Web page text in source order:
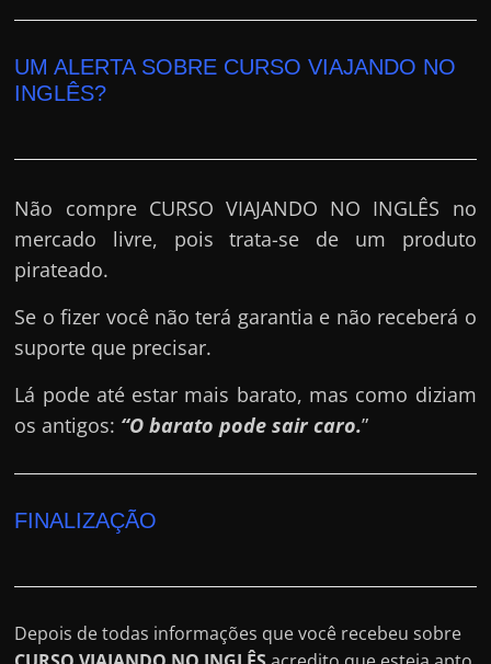
UM ALERTA SOBRE CURSO VIAJANDO NO
INGLÊS?
Não compre CURSO VIAJANDO NO INGLÊS no
mercado livre, pois trata-se de um produto
pirateado.
Se o fizer você não terá garantia e não receberá o
suporte que precisar.
Lá pode até estar mais barato, mas como diziam
os antigos: “O barato pode sair caro.”
FINALIZAÇÃO
Depois de todas informações que você recebeu sobre